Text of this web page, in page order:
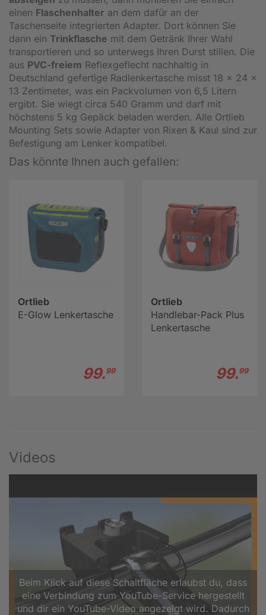
einen Flaschenhalter an dem dafür an der
Taschenseite integrierten Adapter. Dort können Sie
dann ein Trinkflasche mit dem Getränk Ihrer Wahl
transportieren und so unterwegs Ihren Durst stillen. Die
aus PVC-freiem Reflexgeflecht nachhaltig in
Deutschland gefertige Radlenkertasche misst 18 x 24 x
13 Zentimeter, was ein Packvolumen von 6,5 Litern
ergibt. Sie wiegt circa 540 Gramm und darf mit
höchstens 5 kg Gepäck beladen werden. Alle Ortlieb
Mounting Sets sowie Adapter von Rixen & Kaul sind zur
Befestigung am Lenker kompatibel.
Das könnte Ihnen auch gefallen:
Ortlieb
E-Glow Lenkertasche
99.99
Ortlieb
Handlebar-Pack Plus
Lenkertasche
99.99
Videos
Beim Klick auf diese Schaltfläche erlaubst du, dass
eine Verbindung zum YouTube-Service hergestellt
und dir ein YouTube-Video angezeigt wird. Dadurch